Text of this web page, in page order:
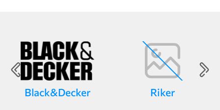
Black&Decker Riker